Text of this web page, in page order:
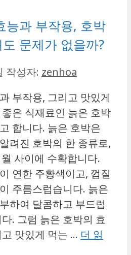
능과 부작용, 호박
문제가 없을까?
작성자: zenhoa
부작용, 그리고 맛있게
은 식재료인 늙은 호박
합니다. 늙은 호박은
려진 호박의 한 종류로,
사이에 수확합니다.
연한 주황색이고, 껍질
주름스럽습니다. 늙은
하여 달콤하고 부드럽
. 그럼 늙은 호박의 효
맛있게 먹는 … 더 읽